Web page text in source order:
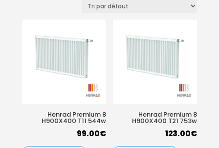
Henrad Premium 8
H900X400 T11 544w
99.00€
Henrad Premium 8
H900X400 T21 753w
123.00€